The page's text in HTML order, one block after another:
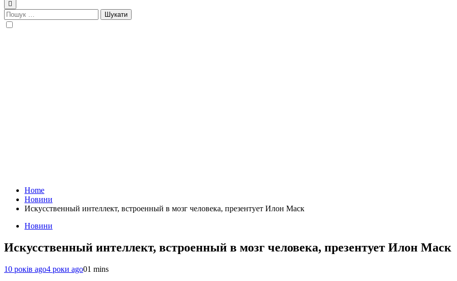
Пошук:
Home
Новини
Искусственный интеллект, встроенный в мозг человека, презентует Илон Маск
Новини
Искусственный интеллект, встроенный в мозг человека, презентует Илон Маск
10 років ago4 роки ago01 mins